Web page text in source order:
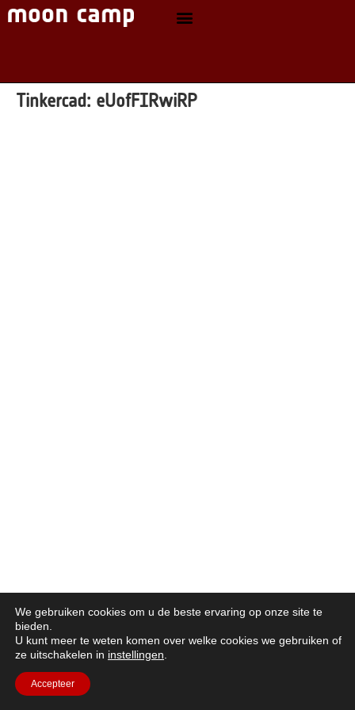
Tinkercad: eUofFIRwiRP
We gebruiken cookies om u de beste ervaring op onze site te
bieden.
U kunt meer te weten komen over welke cookies we gebruiken of
ze uitschakelen in instellingen
Accepteer